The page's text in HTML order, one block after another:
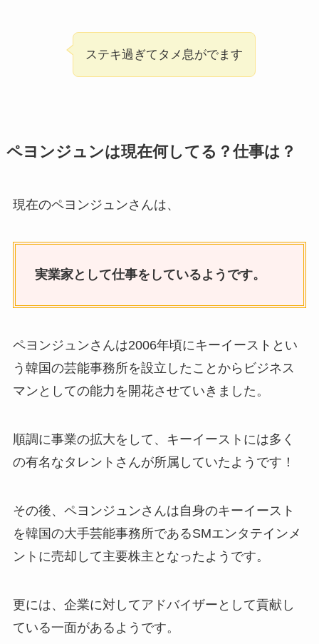
ステキ過ぎてタメ息がでます
ペヨンジュンは現在何してる？仕事は？
現在のペヨンジュンさんは、
実業家として仕事をしているようです。
ペヨンジュンさんは2006年頃にキーイーストとい
う韓国の芸能事務所を設立したことからビジネス
マンとしての能力を開花させていきました。
順調に事業の拡大をして、キーイーストには多く
の有名なタレントさんが所属していたようです！
その後、ペヨンジュンさんは自身のキーイースト
を韓国の大手芸能事務所であるSMエンタテインメ
ントに売却して主要株主となったようです。
更には、企業に対してアドバイザーとして貢献し
ている一面があるようです。